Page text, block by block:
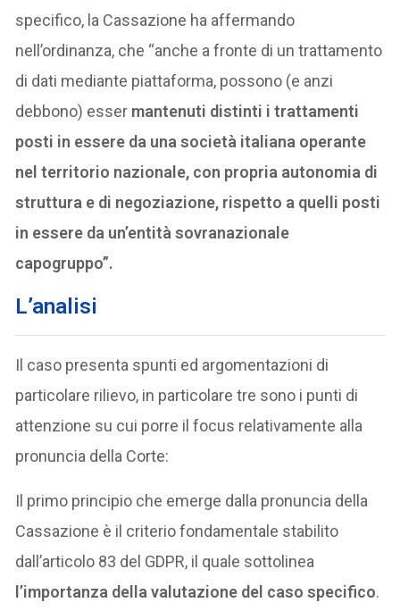
specifico, la Cassazione ha affermando
nell’ordinanza, che “anche a fronte di un trattamento
di dati mediante piattaforma, possono (e anzi
debbono) esser mantenuti distinti i trattamenti
posti in essere da una società italiana operante
nel territorio nazionale, con propria autonomia di
struttura e di negoziazione, rispetto a quelli posti
in essere da un’entità sovranazionale
capogruppo”.
L’analisi
Il caso presenta spunti ed argomentazioni di
particolare rilievo, in particolare tre sono i punti di
attenzione su cui porre il focus relativamente alla
pronuncia della Corte:
Il primo principio che emerge dalla pronuncia della
Cassazione è il criterio fondamentale stabilito
dall’articolo 83 del GDPR, il quale sottolinea
l’importanza della valutazione del caso specifico.